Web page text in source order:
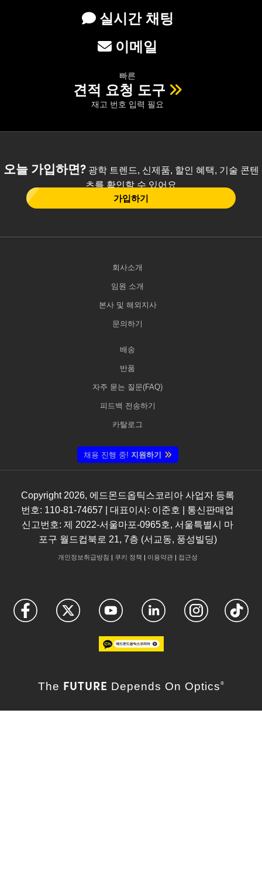
실시간 채팅
이메일
빠른
견적 요청 도구
재고 번호 입력 필요
오늘 가입하면?광학 트렌드, 신제품, 할인 혜택, 기술 콘텐
츠를 확인할 수 있어요
가입하기
회사소개
임원 소개
본사 및 해외지사
문의하기
배송
반품
자주 묻는 질문(FAQ)
피드백 전송하기
카탈로그
채용 진행 중! 지원하기
Copyright 2026, 에드몬드옵틱스코리아 사업자 등록
번호: 110-81-74657 | 대표이사: 이준호 | 통신판매업
신고번호: 제 2022-서울마포-0965호, 서울특별시 마
포구 월드컵북로 21, 7층 (서교동, 풍성빌딩)
개인정보취급방침 쿠키 정책 이용약관| 접근성
The FUTURE Depends On Optics ®